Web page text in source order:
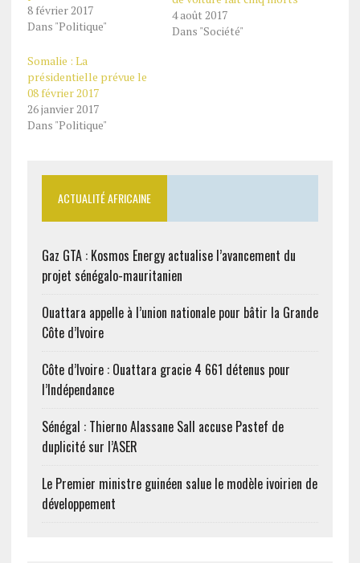
8 février 2017
Dans "Politique"
4 août 2017
Dans "Société"
Somalie : La
présidentielle prévue le
08 février 2017
26 janvier 2017
Dans "Politique"
ACTUALITÉ AFRICAINE
Gaz GTA : Kosmos Energy actualise l’avancement du
projet sénégalo-mauritanien
Ouattara appelle à l’union nationale pour bâtir la Grande
Côte d’Ivoire
Côte d’Ivoire : Ouattara gracie 4 661 détenus pour
l’Indépendance
Sénégal : Thierno Alassane Sall accuse Pastef de
duplicité sur l’ASER
Le Premier ministre guinéen salue le modèle ivoirien de
développement